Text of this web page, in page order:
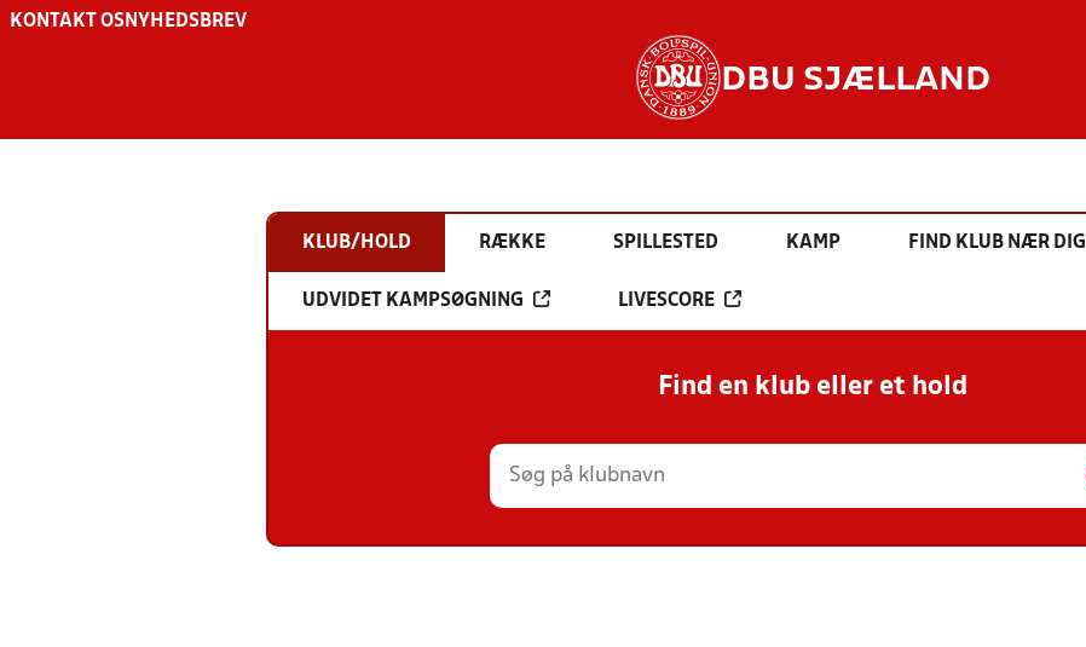
KONTAKT OS NYHEDSBREV
DBU SJÆLLAND
KLUB/HOLD RÆKKE SPILLESTED KAMP FIND KLUB NÆR DIG
UDVIDET KAMPSØGNING LIVESCORE
Find en klub eller et hold